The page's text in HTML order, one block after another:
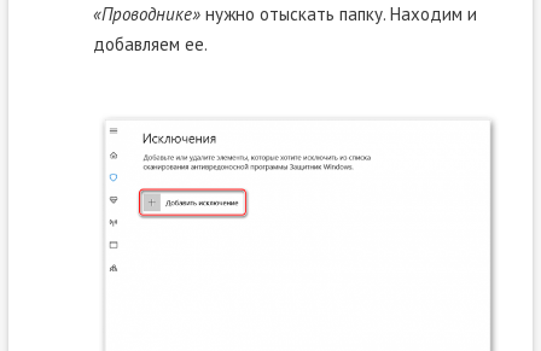
«Проводнике»нужно отыскать папку. Находим и
добавляем ее.